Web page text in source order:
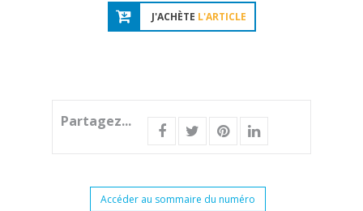
J'ACHÈTE L'ARTICLE
Partagez...
Accéder au sommaire du numéro